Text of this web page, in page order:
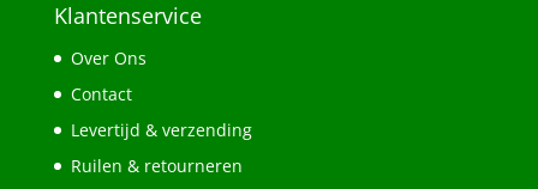
Klantenservice
Over Ons
Contact
Levertijd & verzending
Ruilen & retourneren